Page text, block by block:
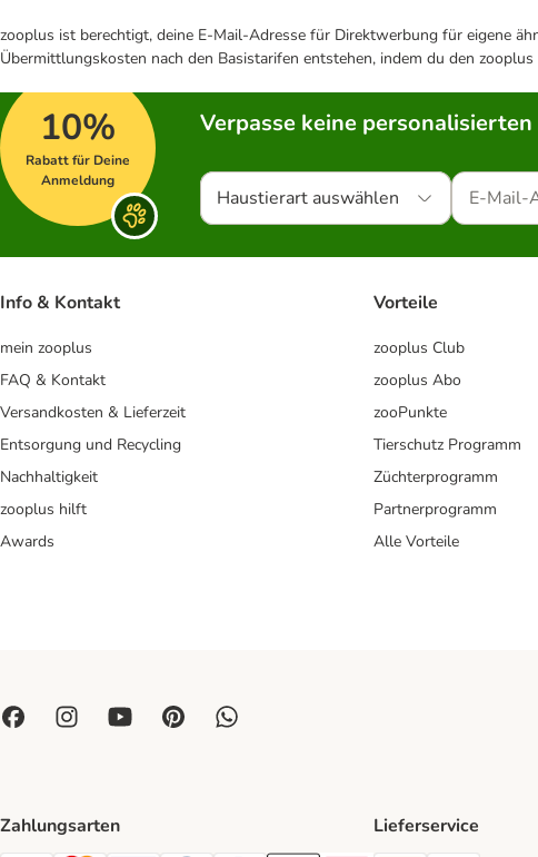
zooplus ist berechtigt, deine E-Mail-Adresse für Direktwerbung für eigene
Übermittlungskosten nach den Basistarifen entstehen, indem du den
10%
Rabatt für Deine
Anmeldung
Verpasse keine
Haustierart auswählen
Info & Kontakt
mein zooplus
FAQ & Kontakt
Versandkosten & Lieferzeit
Entsorgung und Recycling
Nachhaltigkeit
zooplus hilft
Awards
Vorteile
zooplus Club
zooplus Abo
zooPunkte
Tierschutz Programm
Züchterprogramm
Partnerprogramm
Alle Vorteile
Zahlungsarten Lieferservice